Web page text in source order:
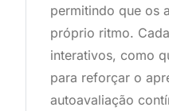
permitindo que os
próprio ritmo.
interativos, como
para reforçar o
autoavaliação